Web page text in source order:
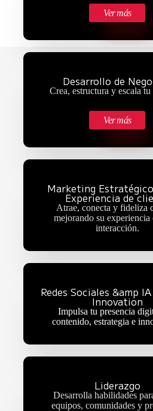
Ver más
Desarrollo de
Crea, estructura y escala
Ver más
Marketing
Experiencia de
Atrae, conecta y fideliza
mejorando su experiencia
interacción.
Redes Sociales &amp
Innovation
Impulsa tu presencia
contenido, estrategia e
Liderazgo
Desarrolla habilidades
equipos, comunidades y